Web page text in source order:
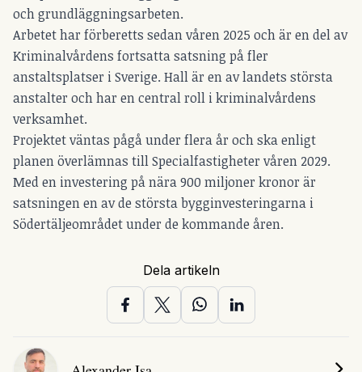
och grundläggningsarbeten.
Arbetet har förberetts sedan våren 2025 och är en del av
Kriminalvårdens fortsatta satsning på fler
anstaltsplatser i Sverige. Hall är en av landets största
anstalter och har en central roll i kriminalvårdens
verksamhet.
Projektet väntas pågå under flera år och ska enligt
planen överlämnas till Specialfastigheter våren 2029.
Med en investering på nära 900 miljoner kronor är
satsningen en av de största bygginvesteringarna i
Södertäljeområdet under de kommande åren.
Dela artikeln